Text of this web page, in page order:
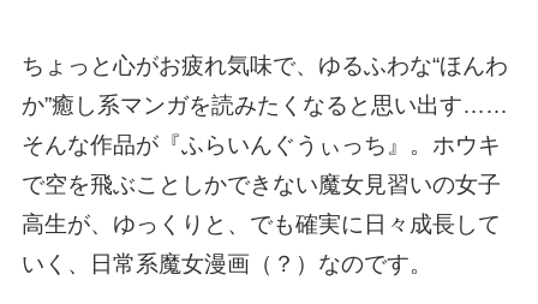
ちょっと心がお疲れ気味で、ゆるふわな“ほんわ
か”癒し系マンガを読みたくなると思い出す……
そんな作品が『ふらいんぐうぃっち』。ホウキ
で空を飛ぶことしかできない魔女見習いの女子
高生が、ゆっくりと、でも確実に日々成長して
いく、日常系魔女漫画（？）なのです。